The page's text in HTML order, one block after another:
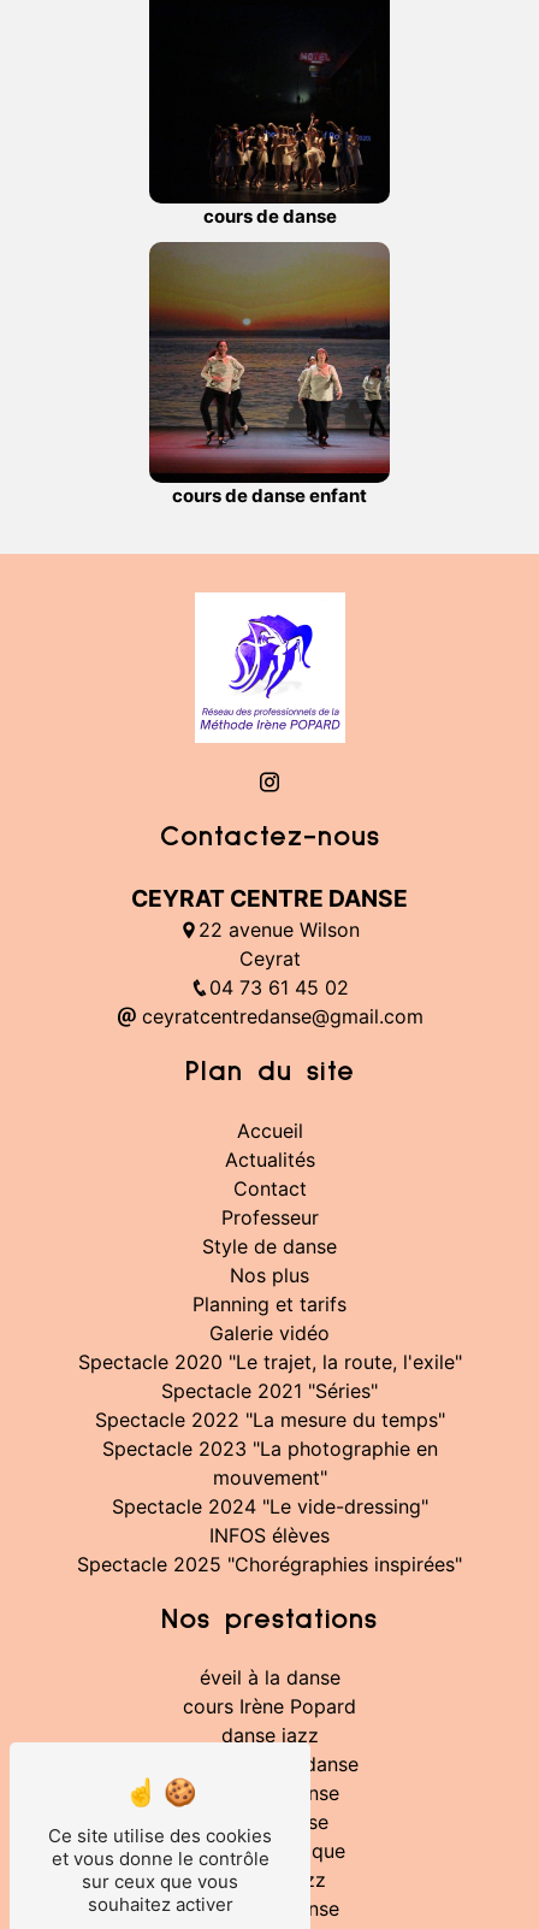
cours de danse
cours de danse enfant
Contactez-nous
CEYRAT CENTRE DANSE
22 avenue Wilson
Ceyrat
04 73 61 45 02
ceyratcentredanse@gmail.com
Plan du site
Accueil
Actualités
Contact
Professeur
Style de danse
Nos plus
Planning et tarifs
Galerie vidéo
Spectacle 2020 "Le trajet, la route, l'exile"
Spectacle 2021 "Séries"
Spectacle 2022 "La mesure du temps"
Spectacle 2023 "La photographie en
mouvement"
Spectacle 2024 "Le vide-dressing"
INFOS élèves
Spectacle 2025 "Chorégraphies inspirées"
Nos prestations
éveil à la danse
cours Irène Popard
danse jazz
initiation à la danse
école de danse
centre danse
danse rythmique
modern jazz
cours de danse
Ce site utilise des cookies
et vous donne le contrôle
sur ceux que vous
souhaitez activer